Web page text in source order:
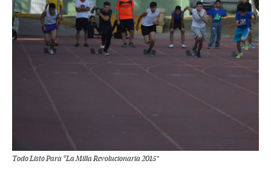
Todo Listo Para “La Milla Revolucionaria 2015”